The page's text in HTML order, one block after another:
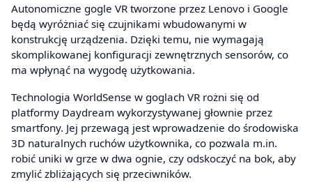
Autonomiczne gogle VR tworzone przez Lenovo i Google
będą wyróżniać się czujnikami wbudowanymi w
konstrukcję urządzenia. Dzięki temu, nie wymagają
skomplikowanej konfiguracji zewnętrznych sensorów, co
ma wpłynąć na wygodę użytkowania.
Technologia WorldSense w goglach VR rożni się od
platformy Daydream wykorzystywanej głownie przez
smartfony. Jej przewagą jest wprowadzenie do środowiska
3D naturalnych ruchów użytkownika, co pozwala m.in.
robić uniki w grze w dwa ognie, czy odskoczyć na bok, aby
zmylić zbliżających się przeciwników.